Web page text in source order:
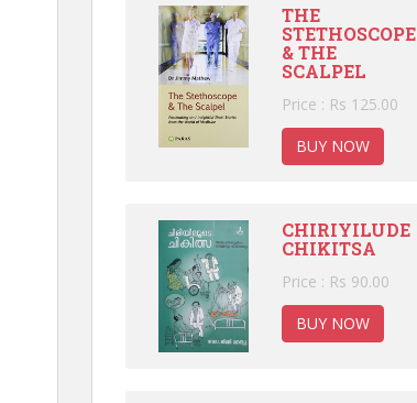
THE
STETHOSCOPE
& THE
SCALPEL
Price : Rs 125.00
BUY NOW
CHIRIYILUDE
CHIKITSA
Price : Rs 90.00
BUY NOW